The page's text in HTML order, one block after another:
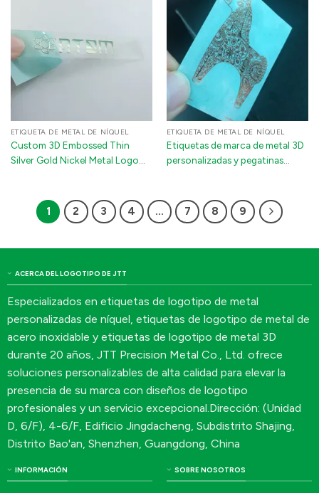
ETIQUETA DE METAL DE NÍQUEL
Custom 3D Embossed Thin
Silver Gold Nickel Metal Logo
Packing Boxes
ETIQUETA DE METAL DE NÍQUEL
Etiquetas de marca de metal 3D
personalizadas y pegatinas
de perfume y artículos de cuero
1 2 3 4 … 7 8 9
ACERCA DEL LOGOTIPO DE JTT
Especializados en etiquetas de logotipo de metal
personalizadas de níquel, etiquetas de logotipo de metal de
acero inoxidable y etiquetas de logotipo de metal 3D
durante 20 años, JTT Precision Metal Co., Ltd. ofrece
soluciones personalizables de alta calidad para elevar la
presencia de su marca con diseños de logotipo
profesionales y un servicio excepcional.Dirección: (Unidad
D, 6/F), 4-6/F, Edificio Jingdacheng, Subdistrito Shajing,
Distrito Bao'an, Shenzhen, Guangdong, China
INFORMACIÓN SOBRE NOSOTROS